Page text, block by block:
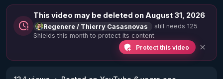
This video may be deleted on August 31, 2026
Regenere / Thierry Casasnovas
still needs 125
Shields this month to protect its content
Protect this video